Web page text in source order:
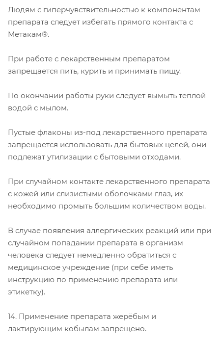
Людям с гиперчувствительностью к компонентам
препарата следует избегать прямого контакта с
Метакам®.
При работе с лекарственным препаратом
запрещается пить, курить и принимать пищу.
По окончании работы руки следует вымыть теплой
водой с мылом.
Пустые флаконы из-под лекарственного препарата
запрещается использовать для бытовых целей, они
подлежат утилизации с бытовыми отходами.
При случайном контакте лекарственного препарата
с кожей или слизистыми оболочками глаз, их
необходимо промыть большим количеством воды.
В случае появления аллергических реакций или при
случайном попадании препарата в организм
человека следует немедленно обратиться с
медицинское учреждение (при себе иметь
инструкцию по применению препарата или
этикетку).
14. Применение препарата жерёбым и
лактирующим кобылам запрещено.